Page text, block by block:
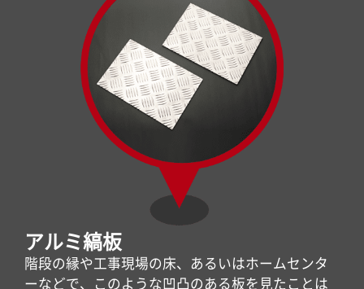
アルミ縞板
階段の縁や工事現場の床、あるいはホームセンタ
ーなどで、このような凹凸のある板を見たことは